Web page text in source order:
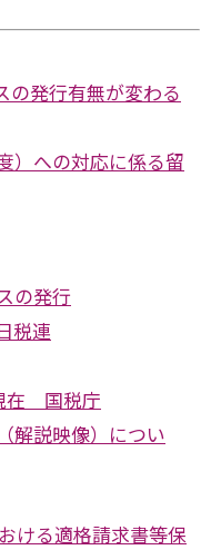
の発行有無が変わる
）への対応に係る留
の発行
税連
在 国税庁
解説映像）につい
ける適格請求書等保